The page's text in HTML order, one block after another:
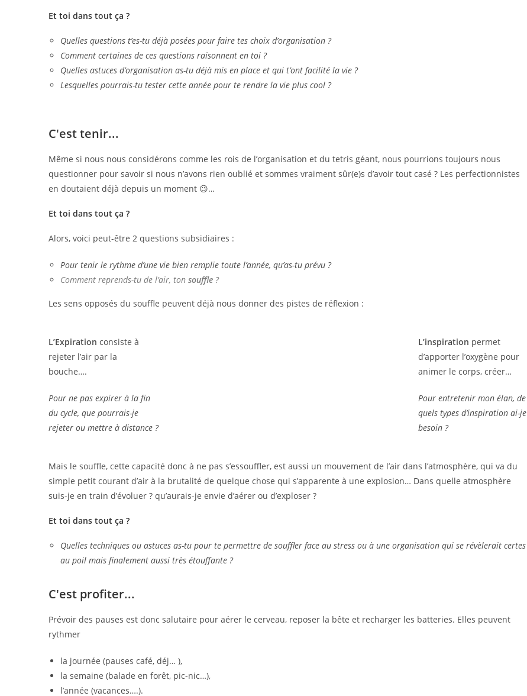
Et toi dans tout ça ?
Quelles questions t’es-tu déjà posées pour faire tes choix d’organisation ?
Comment certaines de ces questions raisonnent en toi ?
Quelles astuces d’organisation as-tu déjà mis en place et qui t’ont facilité la vie ?
Lesquelles pourrais-tu tester cette année pour te rendre la vie plus cool ?
C'est tenir...
Même si nous nous considérons comme les rois de l’organisation et du tetris géant, nous pourrions toujours nous
questionner pour savoir si nous n’avons rien oublié et sommes vraiment sûr(e)s d’avoir tout casé ? Les perfectionnistes
en doutaient déjà depuis un moment 😉…
Et toi dans tout ça ?
Alors, voici peut-être 2 questions subsidiaires :
Pour tenir le rythme d’une vie bien remplie toute l’année, qu’as-tu prévu ?
Comment reprends-tu de l’air, ton souffle ?
Les sens opposés du souffle peuvent déjà nous donner des pistes de réflexion :
L’Expiration consiste à
rejeter l’air par la
bouche….
Pour ne pas expirer à la fin
du cycle, que pourrais-je
rejeter ou mettre à distance ?
L’inspiration permet
d’apporter l’oxygène pour
animer le corps, créer…
Pour entretenir mon élan, de
quels types d’inspiration ai-je
besoin ?
Mais le souffle, cette capacité donc à ne pas s’essouffler, est aussi un mouvement de l’air dans l’atmosphère, qui va du
simple petit courant d’air à la brutalité de quelque chose qui s’apparente à une explosion… Dans quelle atmosphère
suis-je en train d’évoluer ? qu’aurais-je envie d’aérer ou d’exploser ?
Et toi dans tout ça ?
Quelles techniques ou astuces as-tu pour te permettre de souffler face au stress ou à une organisation qui se révèlerait certes
au poil mais finalement aussi très étouffante ?
C'est profiter...
Prévoir des pauses est donc salutaire pour aérer le cerveau, reposer la bête et recharger les batteries. Elles peuvent
rythmer
la journée (pauses café, déj… ),
la semaine (balade en forêt, pic-nic…),
l’année (vacances….).